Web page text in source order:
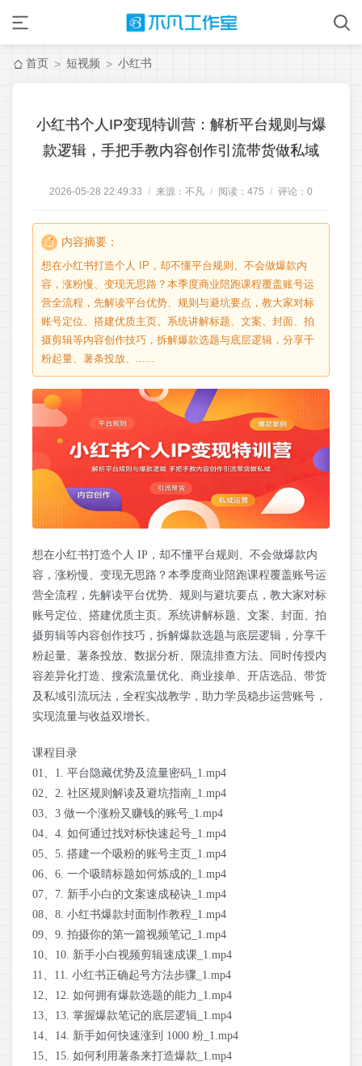
首页 > 短视频 > 小红书
小红书个人IP变现特训营：解析平台规则与爆
款逻辑，手把手教内容创作引流带货做私域
2026-05-28 22:49:33 / 来源：不凡 / 阅读： 475 / 评论： 0
内容摘要：
想在小红书打造个人 IP，却不懂平台规则、不会做爆款内
容，涨粉慢、变现无思路？本季度商业陪跑课程覆盖账号运
营全流程，先解读平台优势、规则与避坑要点，教大家对标
账号定位、搭建优质主页。系统讲解标题、文案、封面、拍
摄剪辑等内容创作技巧，拆解爆款选题与底层逻辑，分享千
粉起量、薯条投放、......
想在小红书打造个人 IP，却不懂平台规则、不会做爆款内
容，涨粉慢、变现无思路？本季度商业陪跑课程覆盖账号运
营全流程，先解读平台优势、规则与避坑要点，教大家对标
账号定位、搭建优质主页。系统讲解标题、文案、封面、拍
摄剪辑等内容创作技巧，拆解爆款选题与底层逻辑，分享千
粉起量、薯条投放、数据分析、限流排查方法。同时传授内
容差异化打造、搜索流量优化、商业接单、开店选品、带货
及私域引流玩法，全程实战教学，助力学员稳步运营账号，
实现流量与收益双增长。
课程目录
01、1. 平台隐藏优势及流量密码_1.mp4
02、2. 社区规则解读及避坑指南_1.mp4
03、3 做一个涨粉又赚钱的账号_1.mp4
04、4. 如何通过找对标快速起号_1.mp4
05、5. 搭建一个吸粉的账号主页_1.mp4
06、6. 一个吸睛标题如何炼成的_1.mp4
07、7. 新手小白的文案速成秘诀_1.mp4
08、8. 小红书爆款封面制作教程_1.mp4
09、9. 拍摄你的第一篇视频笔记_1.mp4
10、10. 新手小白视频剪辑速成课_1.mp4
11、11. 小红书正确起号方法步骤_1.mp4
12、12. 如何拥有爆款选题的能力_1.mp4
13、13. 掌握爆款笔记的底层逻辑_1.mp4
14、14. 新手如何快速涨到 1000 粉_1.mp4
15、15. 如何利用薯条来打造爆款_1.mp4